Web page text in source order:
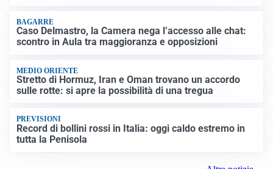
BAGARRE
Caso Delmastro, la Camera nega l’accesso alle chat:
scontro in Aula tra maggioranza e opposizioni
MEDIO ORIENTE
Stretto di Hormuz, Iran e Oman trovano un accordo
sulle rotte: si apre la possibilità di una tregua
PREVISIONI
Record di bollini rossi in Italia: oggi caldo estremo in
tutta la Penisola